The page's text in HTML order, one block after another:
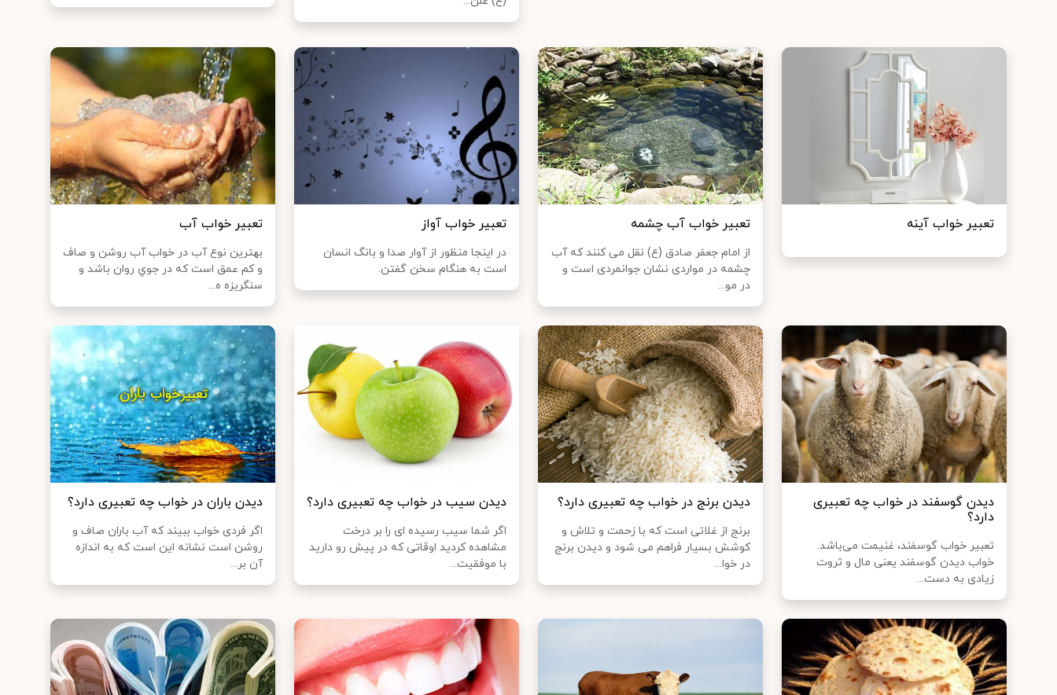
تعبير خواب آينه تعبیر خواب آب چشمه
از امام جعفر صادق (ع) نقل می کنند که آب
چشمه در مواردی نشان جوانمردی است و
در مو...
تعبير خواب آواز
در اينجا منظور از آوار صدا و بانگ انسان
است به هنگام سخن گفتن.
تعبير خواب آب
بهترين نوع آب در خواب آب روشن و صاف
و کم عمق است که در جوي روان باشد و
سنگريزه ه...
دیدن گوسفند در خواب چه تعبیری
دارد؟
تعبیر خواب گوسفند، غنیمت می‌باشد.
خواب دیدن گوسفند یعنی مال و ثروت
زیادی به دست...
دیدن برنج در خواب چه تعبیری دارد؟
برنج از غلاتی است که با زحمت و تلاش و
کوشش بسیار فراهم می شود و دیدن برنج
در خوا...
دیدن سیب در خواب چه تعبیری دارد؟
اگر شما سیب رسیده ای را بر درخت
مشاهده کردید اوقاتی که در پیش رو دارید
با موفقیت...
دیدن باران در خواب چه تعبیری دارد؟
اگر فردی خواب ببیند که آب باران صاف و
روشن است نشانه این است که به اندازه
آن بر...